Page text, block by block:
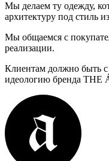
Мы делаем ту одежду,
архитектуру под стиль
Мы общаемся с
реализации.
Клиентам должно быть
идеологию бренда THE